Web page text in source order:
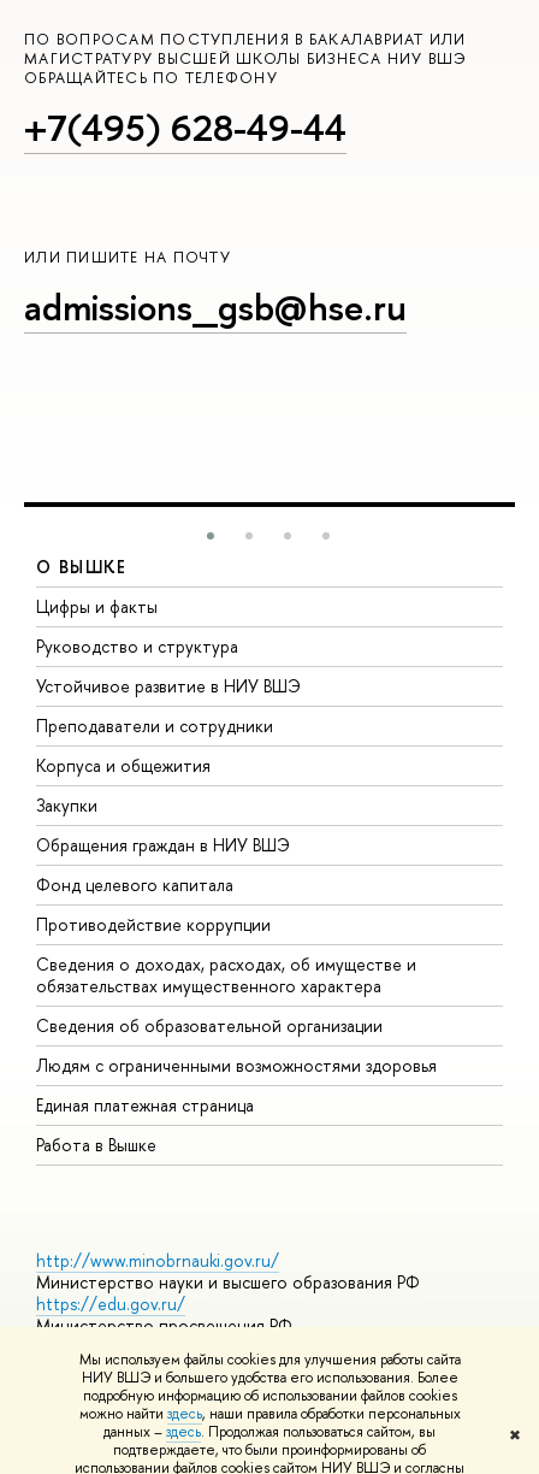
Мы используем файлы cookies для улучшения работы сайта
НИУ ВШЭ и большего удобства его использования. Более
подробную информацию об использовании файлов cookies
можно найти здесь, наши правила обработки персональных
данных –здесь. Продолжая пользоваться сайтом, вы
подтверждаете, что были проинформированы об
использовании файлов cookies сайтом НИУ ВШЭ и согласны
✖
ПО ВОПРОСАМ ПОСТУПЛЕНИЯ В БАКАЛАВРИАТ ИЛИ
МАГИСТРАТУРУ ВЫСШЕЙ ШКОЛЫ БИЗНЕСА НИУ ВШЭ
ОБРАЩАЙТЕСЬ ПО ТЕЛЕФОНУ
+7(495) 628-49-44
ИЛИ ПИШИТЕ НА ПОЧТУ
admissions_gsb@hse.ru
О ВЫШКЕ
Цифры и факты
Руководство и структура
Устойчивое развитие в НИУ ВШЭ
Преподаватели и сотрудники
Корпуса и общежития
Закупки
Обращения граждан в НИУ ВШЭ
Фонд целевого капитала
Противодействие коррупции
Сведения о доходах, расходах, об имуществе и
обязательствах имущественного характера
Сведения об образовательной организации
Людям с ограниченными возможностями здоровья
Единая платежная страница
Работа в Вышке
http://www.minobrnauki.gov.ru/
Министерство науки и высшего образования РФ
https://edu.gov.ru/
Министерство просвещения РФ
https://elearning.hse.ru/mooc
Массовые открытые онлайн-курсы
© НИУ ВШЭ 1993–2026 Адреса и контактыУсловия
использования материалов Политика конфиденциальности